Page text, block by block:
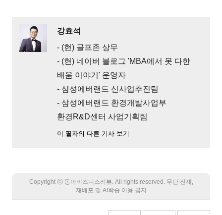
강효석
- (현) 골프존 상무
- (현) 네이버 블로그 'MBA에서 못 다한
배움 이야기' 운영자
- 삼성에버랜드 신사업추진팀
- 삼성에버랜드 환경개발사업부
환경R&D센터 사업기획팀
이 필자의 다른 기사 보기
Copyright Ⓒ 동아비즈니스리뷰. All rights reserved. 무단 전재,
재배포 및 AI학습 이용 금지